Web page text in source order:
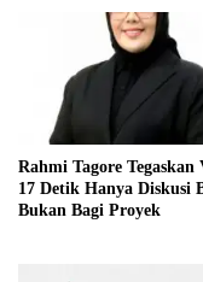
Rahmi Tagore Tegaskan
17 Detik Hanya Diskusi
Bukan Bagi Proyek